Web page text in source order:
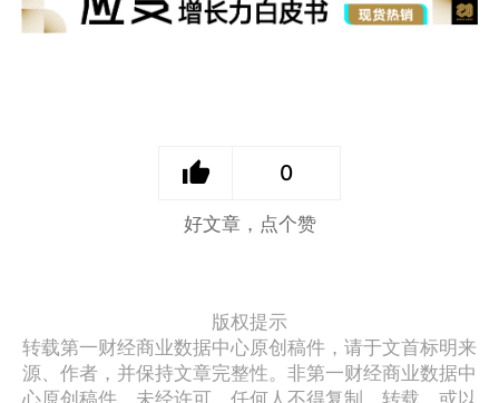
0
好文章，点个赞
版权提示
转载第一财经商业数据中心原创稿件，请于文首标明来
源、作者，并保持文章完整性。非第一财经商业数据中
心原创稿件，未经许可，任何人不得复制、转载、或以